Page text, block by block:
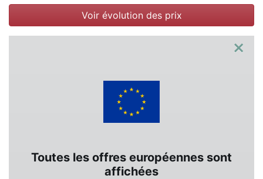
Voir évolution des prix
×
Toutes les offres européennes sont
affichées